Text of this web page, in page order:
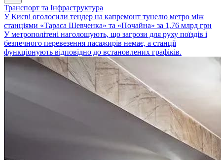
Транспорт та Інфраструктура
У Києві оголосили тендер на капремонт тунелю метро між
станціями «Тараса Шевченка» та «Почайна» за 1,76 млрд грн
У метрополітені наголошують, що загрози для руху поїздів і
безпечного перевезення пасажирів немає, а станції
функціонують відповідно до встановлених графіків.